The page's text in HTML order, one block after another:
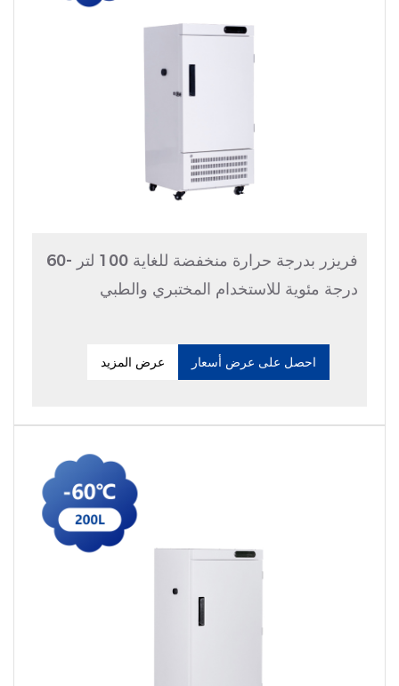
فريزر بدرجة حرارة منخفضة للغاية 100 لتر -60
درجة مئوية للاستخدام المختبري والطبي
احصل على عرض أسعار عرض المزيد